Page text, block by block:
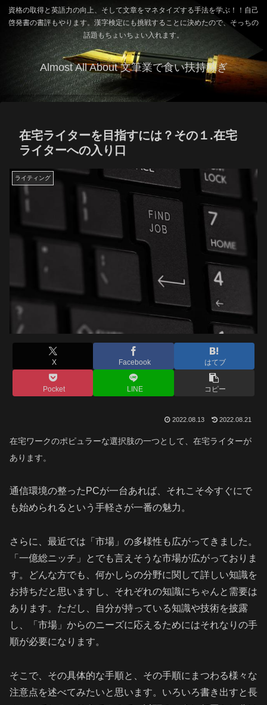
資格の取得と英語力の向上、そして文章をマネタイズする手法を学ぶ！！自己
啓発書の書評もやります。漢字検定にも挑戦することに決めたので、そっちの
話題もちょいちょい入れます。
Almost All About 文筆業で食い扶持稼ぎ
在宅ライターを目指すには？その１.在宅
ライターへの入り口
ライティング
X Facebook はてブ
Pocket LINE コピー
2022.08.13 2022.08.21
在宅ワークのポピュラーな選択肢の一つとして、在宅ライターが
あります。
通信環境の整ったPCが一台あれば、それこそ今すぐにで
も始められるという手軽さが一番の魅力。
さらに、最近では「市場」の多様性も広がってきました。
「一億総ニッチ」とでも言えそうな市場が広がっておりま
す。どんな方でも、何かしらの分野に関して詳しい知識を
お持ちだと思いますし、それぞれの知識にちゃんと需要は
あります。ただし、自分が持っている知識や技術を披露
し、「市場」からのニーズに応えるためにはそれなりの手
順が必要になります。
そこで、その具体的な手順と、その手順にまつわる様々な
注意点を述べてみたいと思います。いろいろ書き出すと長